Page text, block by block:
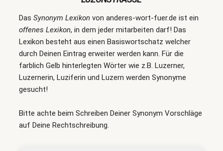
Das Synonym Lexikonvon anderes-wort-fuer.de ist ein
offenes Lexikon, in dem jeder mitarbeiten darf! Das
Lexikon besteht aus einen Basiswortschatz welcher
durch Deinen Eintrag erweiter werden kann. Für die
farblich Gelb hinterlegten Wörter wie z.B. Luzerner,
Luzernerin, Luziferin und Luzern werden Synonyme
gesucht!
Bitte achte beim Schreiben Deiner Synonym Vorschläge
auf Deine Rechtschreibung.